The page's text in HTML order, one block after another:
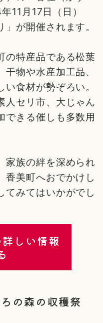
11月17日（日）
が開催されます。
の特産品である松葉
物や水産加工品、
食材が勢ぞろい。
人セリ市、大じゃん
できる催しも多数用
家族の絆を深められ
香美町へおでかけし
てみてはいかがでし
しい情報
の森の収穫祭